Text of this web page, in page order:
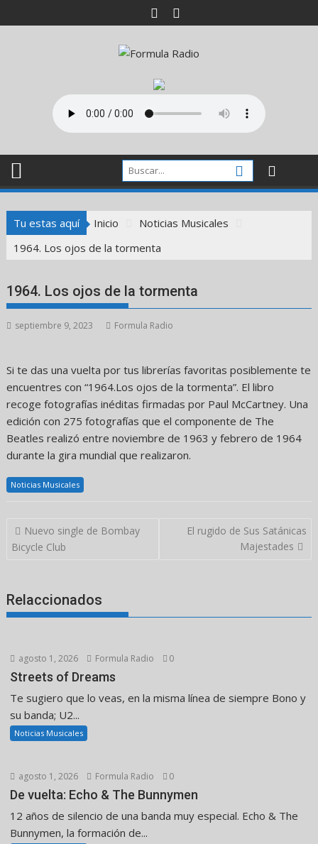
al
Tu estas aquí Inicio
Noticias Musicales
1964. Los ojos de la tormenta
1964. Los ojos de la tormenta
septiembre 9, 2023 Formula Radio
Si te das una vuelta por tus librerías favoritas posiblemente te
encuentres con “1964.Los ojos de la tormenta”. El libro
recoge fotografías inéditas firmadas por Paul McCartney. Una
edición con 275 fotografías que el componente de The
Beatles realizó entre noviembre de 1963 y febrero de 1964
durante la gira mundial que realizaron.
Noticias Musicales
Navegación
de
Nuevo single de Bombay
Bicycle Club
El rugido de Sus Satánicas
Majestades
Relaccionados
agosto 1, 2026 Formula Radio 0
Streets of Dreams
Te sugiero que lo veas, en la misma línea de siempre Bono y
su banda; U2...
Noticias Musicales
agosto 1, 2026 Formula Radio 0
De vuelta: Echo & The Bunnymen
12 años de silencio de una banda muy especial. Echo & The
Bunnymen, la formación de...